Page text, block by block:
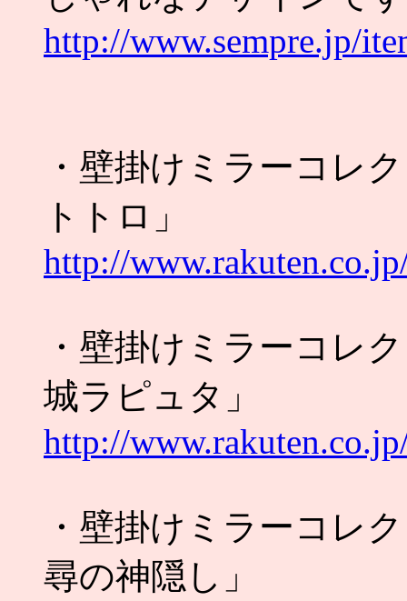
http://www.sempre.jp/
・壁掛けミラーコレ
トトロ」
http://
・壁掛けミラーコレ
城ラピュタ」
http://
・壁掛けミラーコレ
尋の神隠し」